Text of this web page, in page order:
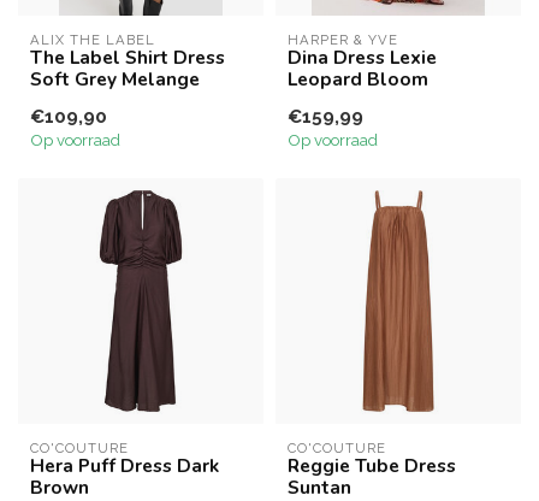
ALIX THE LABEL
The Label Shirt Dress
Soft Grey Melange
€109,90
Op voorraad
HARPER & YVE
Dina Dress Lexie
Leopard Bloom
€159,99
Op voorraad
CO'COUTURE
Hera Puff Dress Dark
Brown
CO'COUTURE
Reggie Tube Dress
Suntan